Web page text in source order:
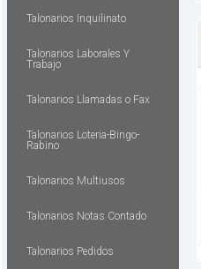
Talonarios Inquilinato
Talonarios Laborales Y
Trabajo
Talonarios Llamadas o Fax
Talonarios Loteria-Bingo-
Rabino
Talonarios Multiusos
Talonarios Notas Contado
Talonarios Pedidos